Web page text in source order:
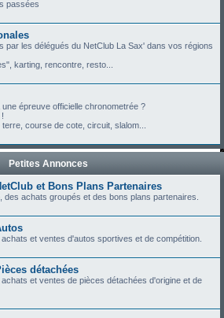
passées
par les délégués du NetClub La Sax' dans vos régions
karting, rencontre, resto...
épreuve officielle chronometrée ?
course de cote, circuit, slalom...
Petites Annonces
et Bons Plans Partenaires
des achats groupés et des bons plans partenaires.
et ventes d'autos sportives et de compétition.
détachées
et ventes de pièces détachées d'origine et de